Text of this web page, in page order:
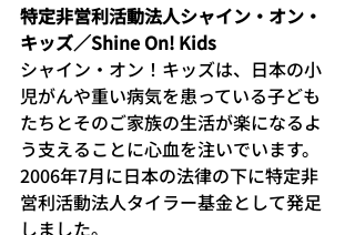
特定非営利活動法人シャイン・オン・
キッズ／Shine On! Kids
シャイン・オン！キッズは、日本の小
児がんや重い病気を患っている子ども
たちとそのご家族の生活が楽になるよ
う支えることに心血を注いでいます。
2006年7月に日本の法律の下に特定非
営利活動法人タイラー基金として発足
しました。